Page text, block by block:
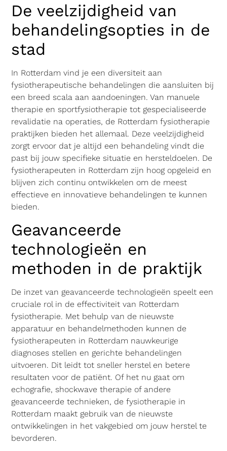
De veelzijdigheid van
behandelingsopties in de
stad
In Rotterdam vind je een diversiteit aan
fysiotherapeutische behandelingen die aansluiten bij
een breed scala aan aandoeningen. Van manuele
therapie en sportfysiotherapie tot gespecialiseerde
revalidatie na operaties, de Rotterdam fysiotherapie
praktijken bieden het allemaal. Deze veelzijdigheid
zorgt ervoor dat je altijd een behandeling vindt die
past bij jouw specifieke situatie en hersteldoelen. De
fysiotherapeuten in Rotterdam zijn hoog opgeleid en
blijven zich continu ontwikkelen om de meest
effectieve en innovatieve behandelingen te kunnen
bieden.
Geavanceerde
technologieën en
methoden in de praktijk
De inzet van geavanceerde technologieën speelt een
cruciale rol in de effectiviteit van Rotterdam
fysiotherapie. Met behulp van de nieuwste
apparatuur en behandelmethoden kunnen de
fysiotherapeuten in Rotterdam nauwkeurige
diagnoses stellen en gerichte behandelingen
uitvoeren. Dit leidt tot sneller herstel en betere
resultaten voor de patiënt. Of het nu gaat om
echografie, shockwave therapie of andere
geavanceerde technieken, de fysiotherapie in
Rotterdam maakt gebruik van de nieuwste
ontwikkelingen in het vakgebied om jouw herstel te
bevorderen.